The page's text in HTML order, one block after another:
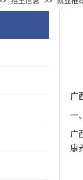
广
一
广
康